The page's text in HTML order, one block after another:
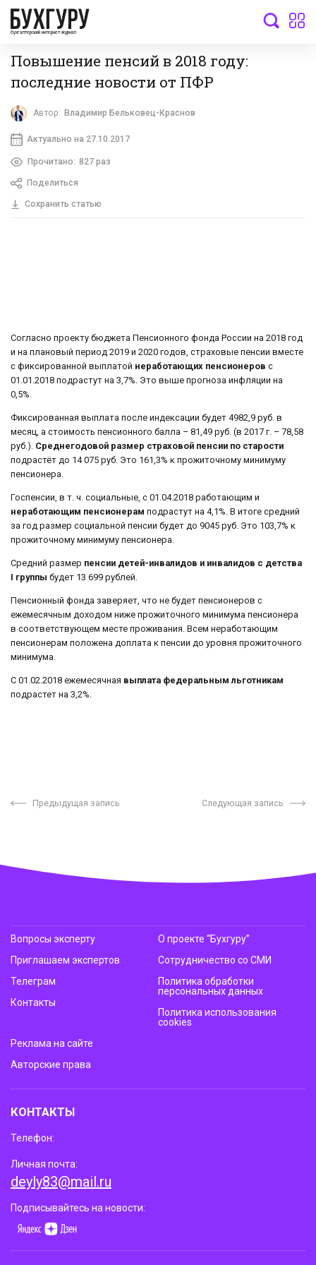
бухгалтерский интернет-журнал
Повышение пенсий в 2018 году:
последние новости от ПФР
Автор: Владимир Бельковец-Краснов
Актуально на 27.10.2017
Прочитано: 827 раз
Поделиться
Сохранить статью
Согласно проекту бюджета Пенсионного фонда России на 2018 год
и на плановый период 2019 и 2020 годов, страховые пенсии вместе
с фиксированной выплатой неработающих пенсионеров с
01.01.2018 подрастут на 3,7%. Это выше прогноза инфляции на
0,5%.
Фиксированная выплата после индексации будет 4982,9 руб. в
месяц, а стоимость пенсионного балла – 81,49 руб. (в 2017 г. – 78,58
руб.). Среднегодовой размер страховой пенсии по старости
подрастёт до 14 075 руб. Это 161,3% к прожиточному минимуму
пенсионера.
Госпенсии, в т. ч. социальные, с 01.04.2018 работающим и
неработающим пенсионерам подрастут на 4,1%. В итоге средний
за год размер социальной пенсии будет до 9045 руб. Это 103,7% к
прожиточному минимуму пенсионера.
Средний размер пенсии детей-инвалидов и инвалидов с детства
I группы будет 13 699 рублей.
Пенсионный фонда заверяет, что не будет пенсионеров с
ежемесячным доходом ниже прожиточного минимума пенсионера
в соответствующем месте проживания. Всем неработающим
пенсионерам положена доплата к пенсии до уровня прожиточного
минимума.
С 01.02.2018 ежемесячная выплата федеральным льготникам
подрастет на 3,2%.
Предыдущая запись Следующая запись
Вопросы эксперту
Приглашаем экспертов
Телеграм
Контакты
О проекте “Бухгуру”
Сотрудничество со СМИ
Политика обработки
персональных данных
Политика использования
cookies
Реклама на сайте
Авторские права
КОНТАКТЫ
Телефон:
Личная почта:
deyly83@mail.ru
Подписывайтесь на новости: